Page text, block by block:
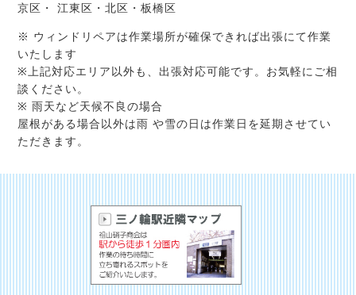
京区・ 江東区・北区・板橋区
※ ウィンドリペアは作業場所が確保できれば出張にて作業
いたします
※上記対応エリア以外も、出張対応可能です。お気軽にご相
談ください。
※ 雨天など天候不良の場合
屋根がある場合以外は雨 や雪の日は作業日を延期させてい
ただきます。